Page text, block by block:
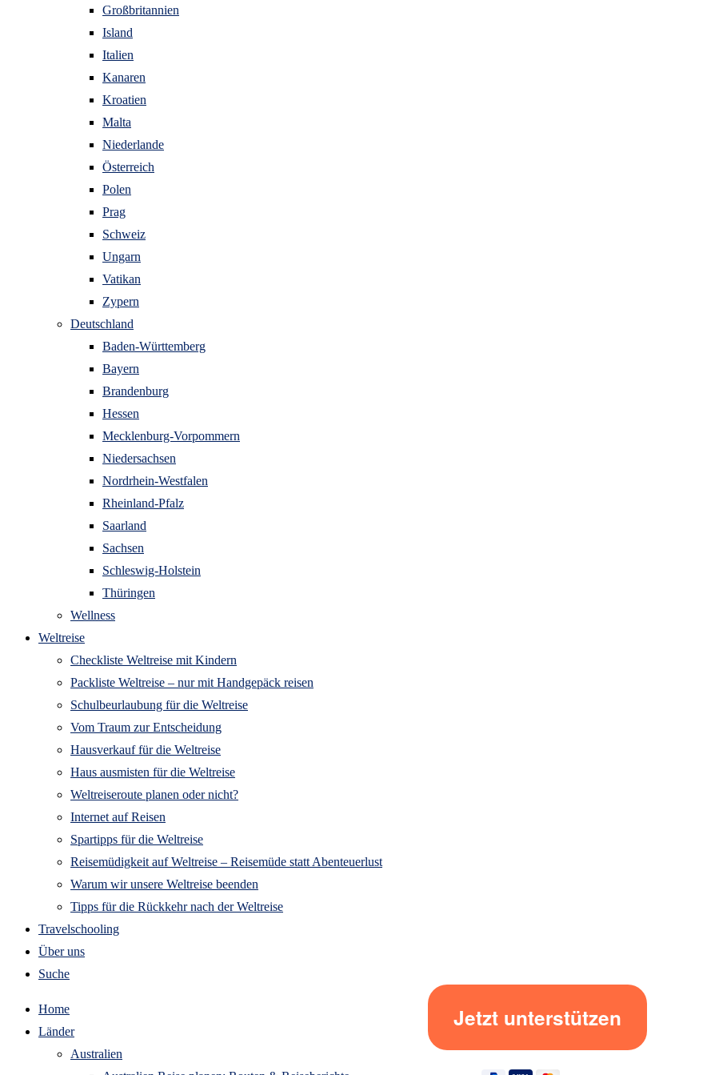
Großbritannien
Island
Italien
Kanaren
Kroatien
Malta
Niederlande
Österreich
Polen
Prag
Schweiz
Ungarn
Vatikan
Zypern
Deutschland
Baden-Württemberg
Bayern
Brandenburg
Hessen
Mecklenburg-Vorpommern
Niedersachsen
Nordrhein-Westfalen
Rheinland-Pfalz
Saarland
Sachsen
Schleswig-Holstein
Thüringen
Wellness
Weltreise
Checkliste Weltreise mit Kindern
Packliste Weltreise – nur mit Handgepäck reisen
Schulbeurlaubung für die Weltreise
Vom Traum zur Entscheidung
Hausverkauf für die Weltreise
Haus ausmisten für die Weltreise
Weltreiseroute planen oder nicht?
Internet auf Reisen
Spartipps für die Weltreise
Reisemüdigkeit auf Weltreise – Reisemüde statt Abenteuerlust
Warum wir unsere Weltreise beenden
Tipps für die Rückkehr nach der Weltreise
Travelschooling
Über uns
Suche
Home
Länder
Australien